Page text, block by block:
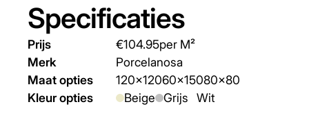
Specificaties
Prijs €104.95per M²
Merk
Porcelanosa
Maat opties
120x12060x15080x80
Kleur opties
Beige Grijs Wit